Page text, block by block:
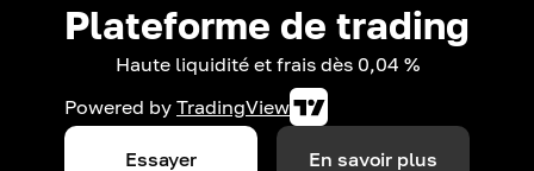
Plateforme de trading
Haute liquidité et frais dès 0,04 %
Powered by TradingView
Essayer En savoir plus